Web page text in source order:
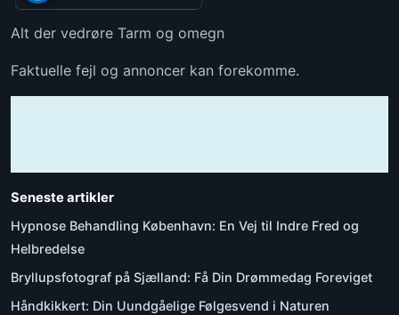
Alt der vedrøre Tarm og omegn
Faktuelle fejl og annoncer kan forekomme.
Seneste artikler
Hypnose Behandling København: En Vej til Indre Fred og
Helbredelse
Bryllupsfotograf på Sjælland: Få Din Drømmedag Foreviget
Håndkikkert: Din Uundgåelige Følgesvend i Naturen